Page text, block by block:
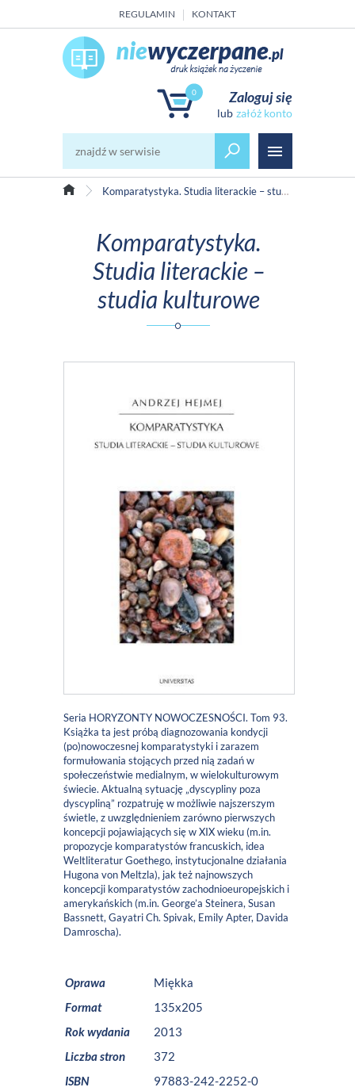
REGULAMIN KONTAKT
0 Zaloguj się
załóż konto
Komparatystyka. Studia literackie – studia kulturowe
Komparatystyka.
Studia literackie –
studia kulturowe
Seria HORYZONTY NOWOCZESNOŚCI. Tom 93.
Książka ta jest próbą diagnozowania kondycji
(po)nowoczesnej komparatystyki i zarazem
formułowania stojących przed nią zadań w
społeczeństwie medialnym, w wielokulturowym
świecie. Aktualną sytuację „dyscypliny poza
dyscypliną” rozpatruję w możliwie najszerszym
świetle, z uwzględnieniem zarówno pierwszych
koncepcji pojawiających się w XIX wieku (m.in.
propozycje komparatystów francuskich, idea
Weltliteratur Goethego, instytucjonalne działania
Hugona von Meltzla), jak też najnowszych
koncepcji komparatystów zachodnioeuropejskich i
amerykańskich (m.in. George’a Steinera, Susan
Bassnett, Gayatri Ch. Spivak, Emily Apter, Davida
Damroscha).
Oprawa
Miękka
Format
135x205
Rok wydania
2013
Liczba stron
372
ISBN
97883-242-2252-0